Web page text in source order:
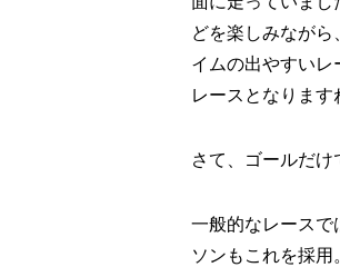
どを楽しみなが
イムの出やすい
レースとなります
さて、ゴールだけ
一般的なレースで
ソンもこれを採